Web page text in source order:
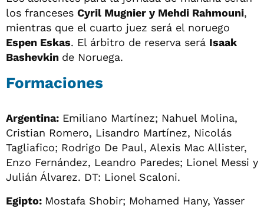
los franceses Cyril Mugnier y Mehdi Rahmouni,
mientras que el cuarto juez será el noruego
Espen Eskas. El árbitro de reserva será Isaak
Bashevkin de Noruega.
Formaciones
Argentina: Emiliano Martínez; Nahuel Molina,
Cristian Romero, Lisandro Martínez, Nicolás
Tagliafico; Rodrigo De Paul, Alexis Mac Allister,
Enzo Fernández, Leandro Paredes; Lionel Messi y
Julián Álvarez. DT: Lionel Scaloni.
Egipto: Mostafa Shobir; Mohamed Hany, Yasser